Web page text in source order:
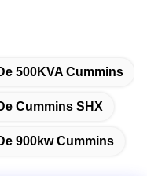
500KVA Cummins
Cummins SHX
900kw Cummins